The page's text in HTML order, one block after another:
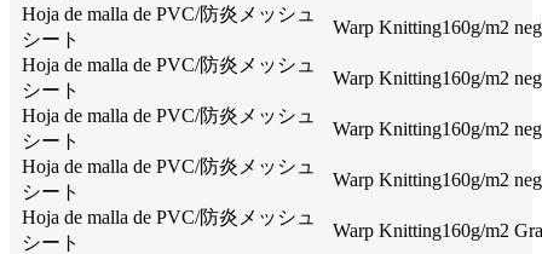
Hoja de malla de PVC/防炎メッシュ
シート
Warp Knitting160g/m2
Hoja de malla de PVC/防炎メッシュ
シート
Warp Knitting160g/m2
Hoja de malla de PVC/防炎メッシュ
シート
Warp Knitting160g/m2
Hoja de malla de PVC/防炎メッシュ
シート
Warp Knitting160g/m2
Hoja de malla de PVC/防炎メッシュ
シート
Warp Knitting160g/m2